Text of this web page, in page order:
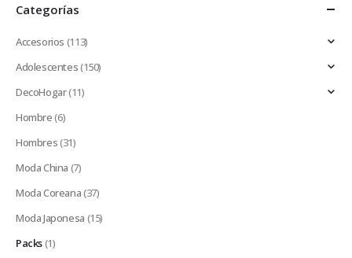
Categorías
Accesorios (113)
Adolescentes(150)
DecoHogar(11)
Hombre(6)
Hombres(31)
Moda China (7)
Moda Coreana(37)
Moda Japonesa (15)
Packs(1)